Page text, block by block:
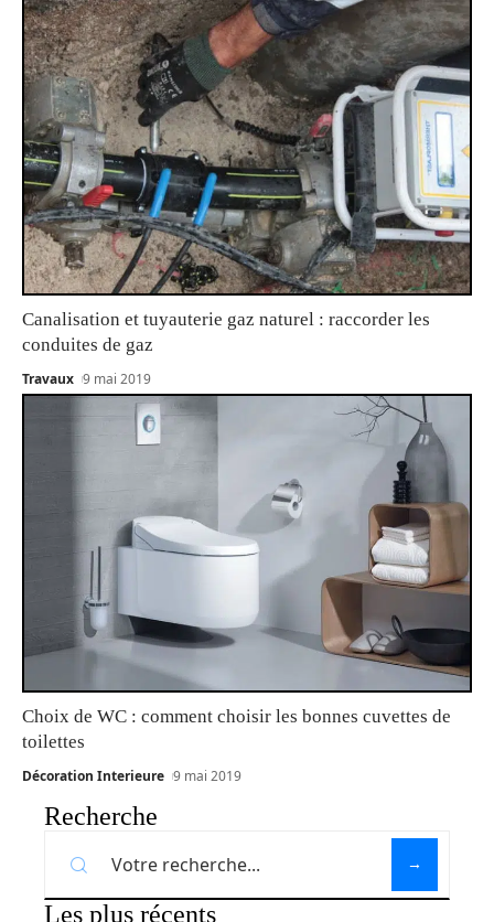
Canalisation et tuyauterie gaz naturel : raccorder les
conduites de gaz
Travaux 9 mai 2019
Choix de WC : comment choisir les bonnes cuvettes de
toilettes
Décoration Interieure 9 mai 2019
Recherche
Les plus récents